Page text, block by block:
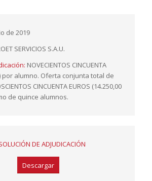
de 2019
SERVICIOS S.A.U.
NOVECIENTOS CINCUENTA
por alumno. Oferta conjunta total de
CINCUENTA EUROS (14.250,00
de quince alumnos.
DE ADJUDICACIÓN
Descargar